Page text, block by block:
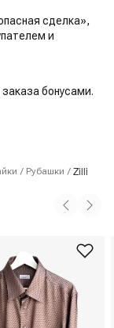
сделка»,
и
бонусами.
/ Рубашки / Zilli